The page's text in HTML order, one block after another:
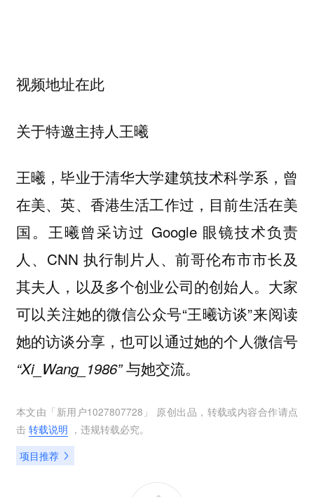
视频地址在此
关于特邀主持人王曦
王曦，毕业于清华大学建筑技术科学系，曾
在美、英、香港生活工作过，目前生活在美
国。王曦曾采访过 Google 眼镜技术负责
人、CNN 执行制片人、前哥伦布市市长及
其夫人，以及多个创业公司的创始人。大家
可以关注她的微信公众号“王曦访谈”来阅读
她的访谈分享，也可以通过她的个人微信号
“Xi_Wang_1986”与她交流。
本文由「 新用户1027807728 」 原创出品，转载或内容合作请点
击 转载说明 ，违规转载必究。
项目推荐